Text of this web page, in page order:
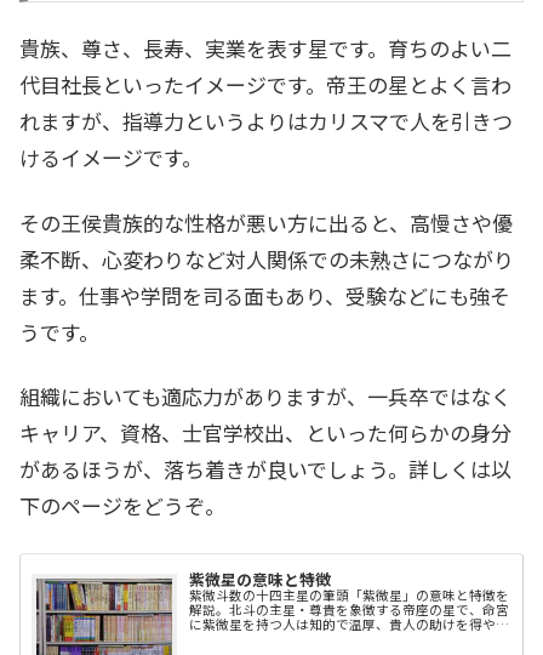
貴族、尊さ、長寿、実業を表す星です。育ちのよい二
代目社長といったイメージです。帝王の星とよく言わ
れますが、指導力というよりはカリスマで人を引きつ
けるイメージです。
その王侯貴族的な性格が悪い方に出ると、高慢さや優
柔不断、心変わりなど対人関係での未熟さにつながり
ます。仕事や学問を司る面もあり、受験などにも強そ
うです。
組織においても適応力がありますが、一兵卒ではなく
キャリア、資格、士官学校出、といった何らかの身分
があるほうが、落ち着きが良いでしょう。詳しくは以
下のページをどうぞ。
紫微星の意味と特徴
紫微斗数の十四主星の筆頭「紫微星」の意味と特徴を
解説。北斗の主星・尊貴を象徴する帝座の星で、命宮
に紫微星を持つ人は知的で温厚、貴人の助けを得やす